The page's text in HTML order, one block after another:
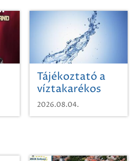
Tájékoztató a
víztakarékos
vízhasználatról
2026.08.04.